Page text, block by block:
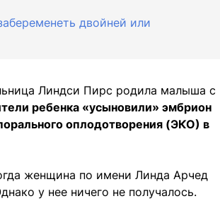
двойней или
Линдси Пирс родила малыша с
ребенка «усыновили» эмбрион
оплодотворения (ЭКО) в
женщина по имени Линда Арчед
у нее ничего не получалось.